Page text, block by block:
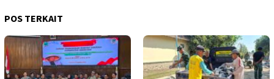
POS TERKAIT